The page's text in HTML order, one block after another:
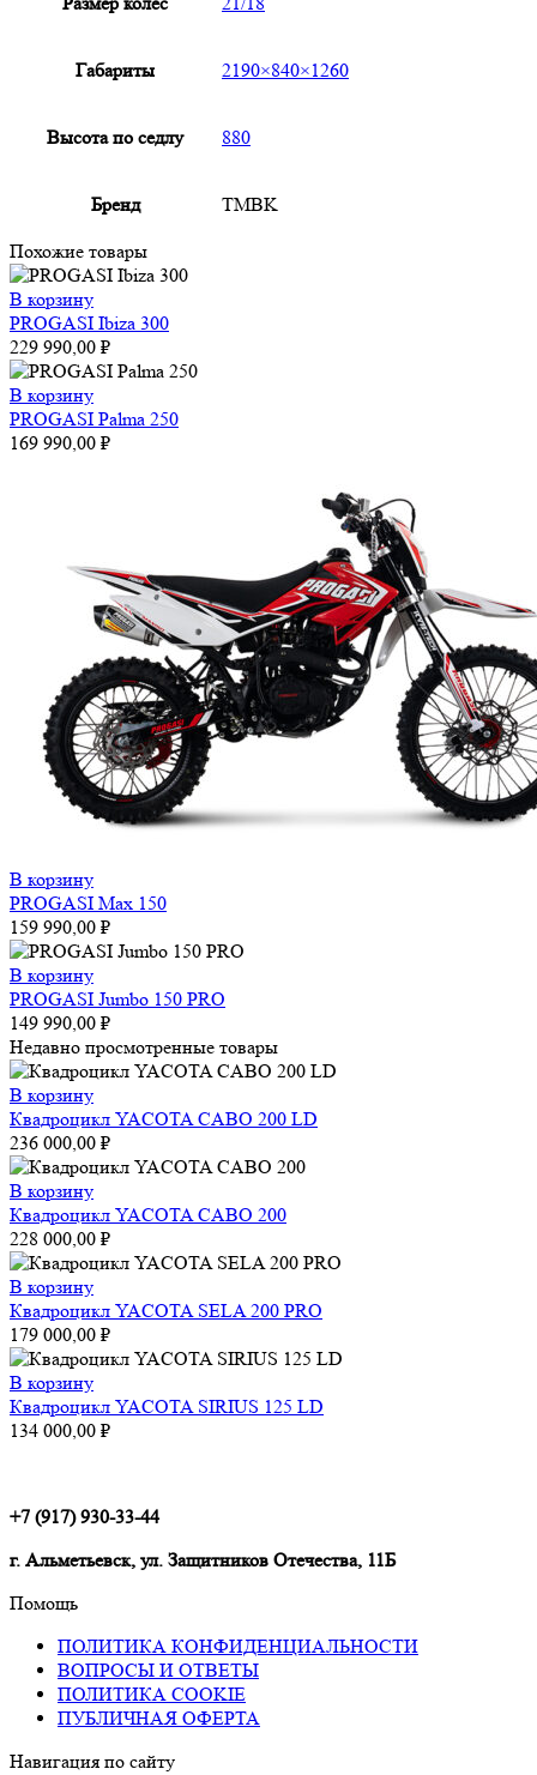
Габариты 2190×840×1260
Высота по седлу 880
Бренд TMBK
Похожие товары
В корзину
PROGASI Ibiza 300
229 990,00 ₽
В корзину
PROGASI Palma 250
169 990,00 ₽
В корзину
PROGASI Max 150
159 990,00 ₽
В корзину
PROGASI Jumbo 150 PRO
149 990,00 ₽
Недавно просмотренные товары
В корзину
Квадроцикл YACOTA CABO 200 LD
236 000,00 ₽
В корзину
Квадроцикл YACOTA CABO 200
228 000,00 ₽
В корзину
Квадроцикл YACOTA SELA 200 PRO
179 000,00 ₽
В корзину
Квадроцикл YACOTA SIRIUS 125 LD
134 000,00 ₽
+7 (917) 930-33-44
г. Альметьевск, ул. Защитников Отечества, 11Б
Помощь
ПОЛИТИКА КОНФИДЕНЦИАЛЬНОСТИ
ВОПРОСЫ И ОТВЕТЫ
ПОЛИТИКА COOKIE
ПУБЛИЧНАЯ ОФЕРТА
Навигация по сайту